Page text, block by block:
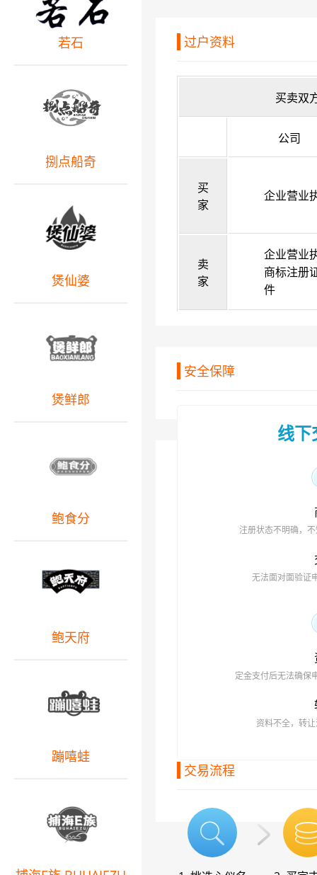
过户资料
买卖双
公司
买
家
企业营业
卖
家
企业营业
商标注册
件
安全保障
线下
注册状态不明确，
无法面对面验证
定金支付后无法确保
资料不全，转
交易流程
若石
捌点船奇
煲仙婆
煲鲜郎
鲍食分
鲍天府
蹦嘻蛙